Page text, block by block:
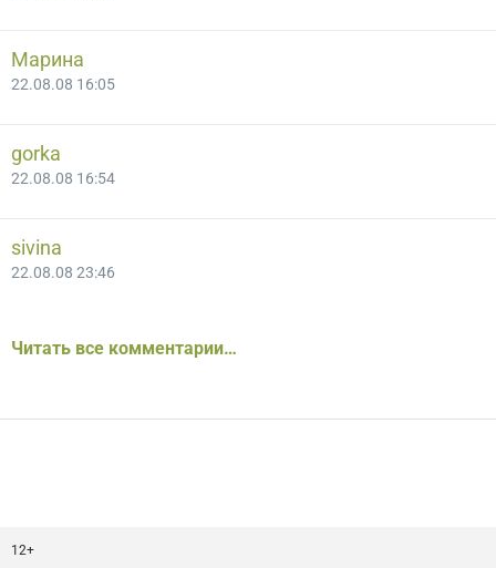
Марина
22.08.08 16:05
gorka
22.08.08 16:54
sivina
22.08.08 23:46
Читать все комментарии…
12+